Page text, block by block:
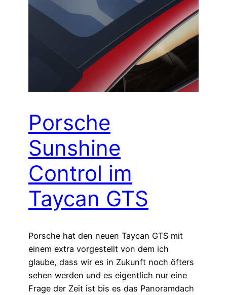
Porsche
Sunshine
Control im
Taycan GTS
Porsche hat den neuen Taycan GTS mit
einem extra vorgestellt von dem ich
glaube, dass wir es in Zukunft noch öfters
sehen werden und es eigentlich nur eine
Frage der Zeit ist bis es das Panoramdach